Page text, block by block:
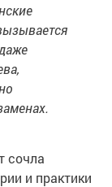
сочла
и практики